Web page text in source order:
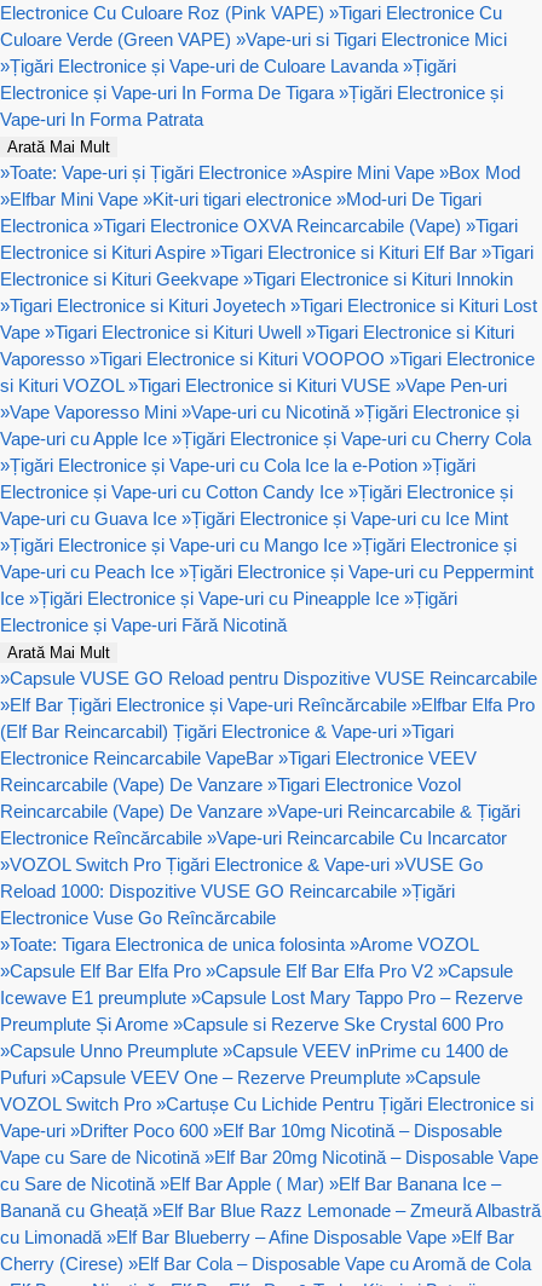
Electronice Cu Culoare Roz (Pink VAPE) »Tigari Electronice Cu
Culoare Verde (Green VAPE) »Vape-uri si Tigari Electronice Mici
»Țigări Electronice și Vape-uri de Culoare Lavanda »Țigări
Electronice și Vape-uri In Forma De Tigara »Țigări Electronice și
Vape-uri In Forma Patrata
Arată Mai Mult
»Toate: Vape-uri și Țigări Electronice »Aspire Mini Vape »Box Mod
»Elfbar Mini Vape »Kit-uri tigari electronice »Mod-uri De Tigari
Electronica »Tigari Electronice OXVA Reincarcabile (Vape) »Tigari
Electronice si Kituri Aspire »Tigari Electronice si Kituri Elf Bar »Tigari
Electronice si Kituri Geekvape »Tigari Electronice si Kituri Innokin
»Tigari Electronice si Kituri Joyetech »Tigari Electronice si Kituri Lost
Vape »Tigari Electronice si Kituri Uwell »Tigari Electronice si Kituri
Vaporesso »Tigari Electronice si Kituri VOOPOO »Tigari Electronice
si Kituri VOZOL »Tigari Electronice si Kituri VUSE »Vape Pen-uri
»Vape Vaporesso Mini »Vape-uri cu Nicotină »Țigări Electronice și
Vape-uri cu Apple Ice »Țigări Electronice și Vape-uri cu Cherry Cola
»Țigări Electronice și Vape-uri cu Cola Ice la e-Potion »Țigări
Electronice și Vape-uri cu Cotton Candy Ice »Țigări Electronice și
Vape-uri cu Guava Ice »Țigări Electronice și Vape-uri cu Ice Mint
»Țigări Electronice și Vape-uri cu Mango Ice »Țigări Electronice și
Vape-uri cu Peach Ice »Țigări Electronice și Vape-uri cu Peppermint
Ice »Țigări Electronice și Vape-uri cu Pineapple Ice »Țigări
Electronice și Vape-uri Fără Nicotină
Arată Mai Mult
»Capsule VUSE GO Reload pentru Dispozitive VUSE Reincarcabile
»Elf Bar Țigări Electronice și Vape-uri Reîncărcabile »Elfbar Elfa Pro
(Elf Bar Reincarcabil) Țigări Electronice & Vape-uri »Tigari
Electronice Reincarcabile VapeBar »Tigari Electronice VEEV
Reincarcabile (Vape) De Vanzare »Tigari Electronice Vozol
Reincarcabile (Vape) De Vanzare »Vape-uri Reincarcabile & Țigări
Electronice Reîncărcabile »Vape-uri Reincarcabile Cu Incarcator
»VOZOL Switch Pro Țigări Electronice & Vape-uri »VUSE Go
Reload 1000: Dispozitive VUSE GO Reincarcabile »Țigări
Electronice Vuse Go Reîncărcabile
»Toate: Tigara Electronica de unica folosinta »Arome VOZOL
»Capsule Elf Bar Elfa Pro »Capsule Elf Bar Elfa Pro V2 »Capsule
Icewave E1 preumplute »Capsule Lost Mary Tappo Pro – Rezerve
Preumplute Și Arome »Capsule si Rezerve Ske Crystal 600 Pro
»Capsule Unno Preumplute »Capsule VEEV inPrime cu 1400 de
Pufuri »Capsule VEEV One – Rezerve Preumplute »Capsule
VOZOL Switch Pro »Cartușe Cu Lichide Pentru Țigări Electronice si
Vape-uri »Drifter Poco 600 »Elf Bar 10mg Nicotină – Disposable
Vape cu Sare de Nicotină »Elf Bar 20mg Nicotină – Disposable Vape
cu Sare de Nicotină »Elf Bar Apple ( Mar) »Elf Bar Banana Ice –
Banană cu Gheață »Elf Bar Blue Razz Lemonade – Zmeură Albastră
cu Limonadă »Elf Bar Blueberry – Afine Disposable Vape »Elf Bar
Cherry (Cirese) »Elf Bar Cola – Disposable Vape cu Aromă de Cola